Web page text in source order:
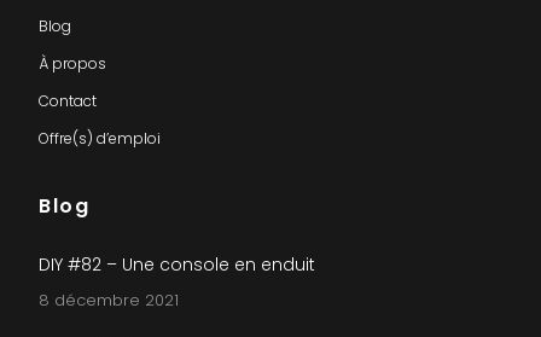
Blog
À propos
Contact
Offre(s) d’emploi
Blog
DIY #82 – Une console en enduit
8 décembre 2021